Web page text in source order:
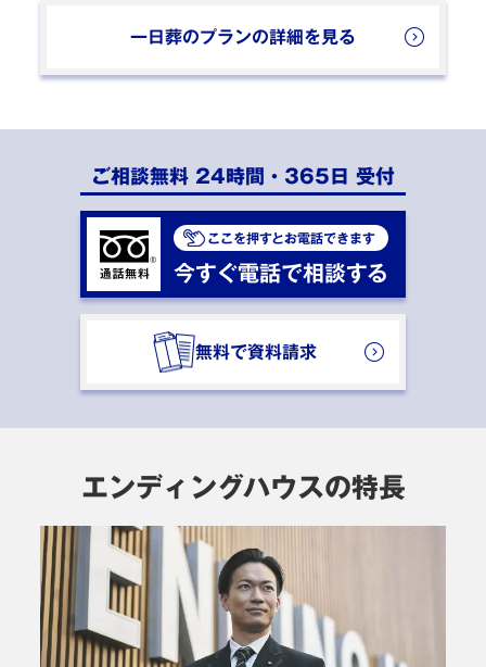
一日葬のプランの詳細を見る
ご相談無料 24時間・365日 受付
ここを押すとお電話できます
今すぐ電話で相談する
無料で資料請求
エンディングハウスの特長